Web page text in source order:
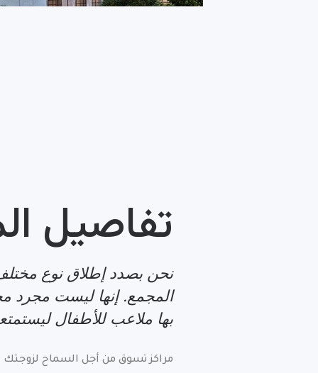
تفاصيل
نحن بصدد إطلاق نوع
المجمع. إنها ليست مجرد
بها ملاعب للأطفال
مراكز تسوق من أجل السماح